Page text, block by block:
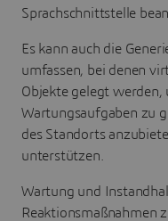
Sprachschnittstelle
Es kann auch die
umfassen, bei denen
Objekte gelegt
Wartungsaufgaben zu
des Standorts
unterstützen.
Wartung und
Reaktionsmaßnahmen